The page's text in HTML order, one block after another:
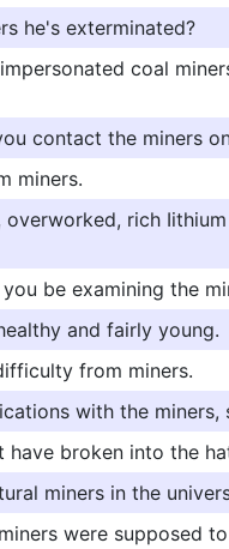
he's exterminated?
coal
contact the miners
miners.
overworked, rich
be examining the
and fairly young.
from miners.
with the miners,
have broken into the
miners in the
were supposed